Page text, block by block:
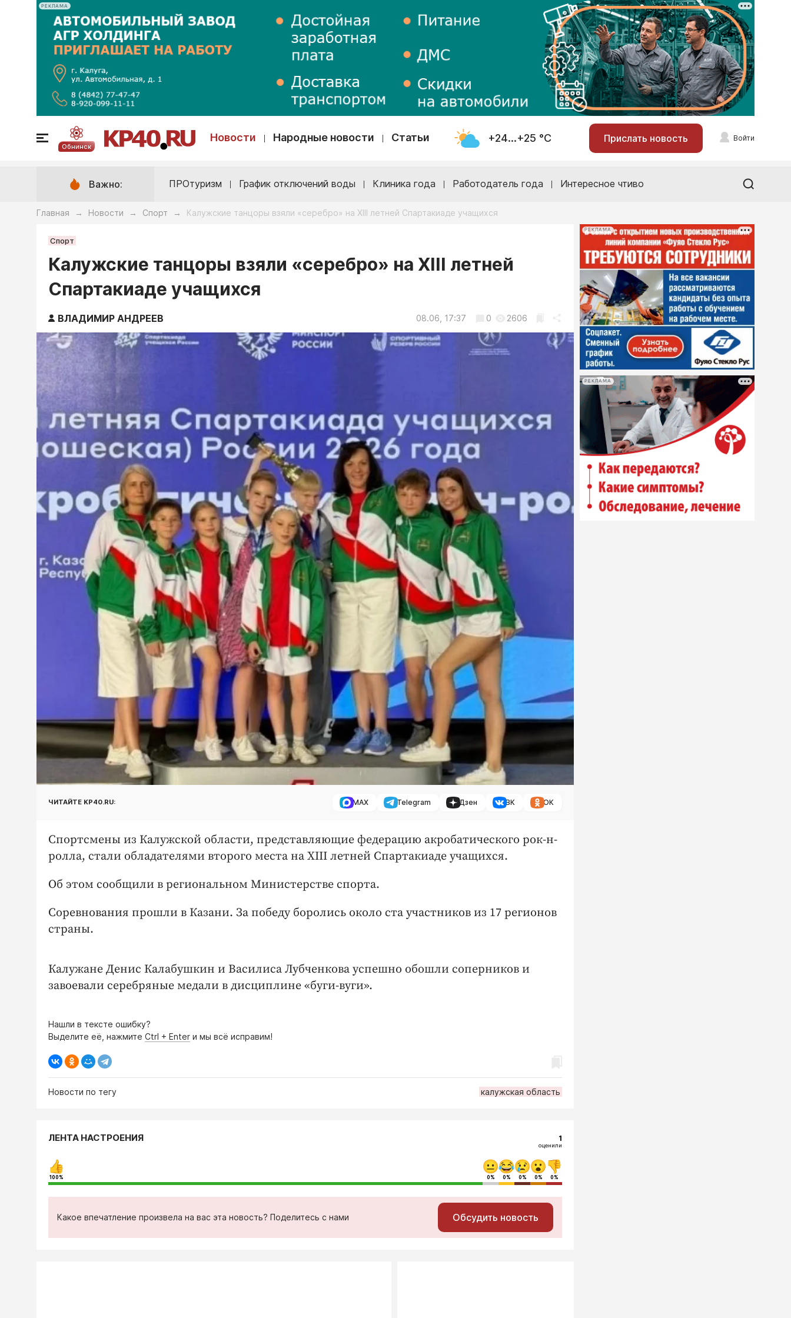
РЕКЛАМА
Обнинск
Новости Народные новости Статьи +24...+25 °С Прислать новость Войти
Важно: ПРОтуризм График отключений воды Клиника года Работодатель года Интересное чтиво
Главная → Новости → Спорт → Калужские танцоры взяли «серебро» на XIII летней Спартакиаде учащихся
Спорт
Калужские танцоры взяли «серебро» на XIII летней
Спартакиаде учащихся
ВЛАДИМИР АНДРЕЕВ 08.06, 17:37 0 2606
ЧИТАЙТЕ KP40.RU: MAX Telegram Дзен ВК ОК
Спортсмены из Калужской области, представляющие федерацию акробатического рок-н-
ролла, стали обладателями второго места на XIII летней Спартакиаде учащихся.
Об этом сообщили в региональном Министерстве спорта.
Соревнования прошли в Казани. За победу боролись около ста участников из 17 регионов
страны.
Калужане Денис Калабушкин и Василиса Лубченкова успешно обошли соперников и
завоевали серебряные медали в дисциплине «буги-вуги».
Нашли в тексте ошибку?
Выделите её, нажмите Ctrl + Enter и мы всё исправим!
Новости по тегу калужская область
РЕКЛАМА
РЕКЛАМА
ЛЕНТА НАСТРОЕНИЯ 1
оценили
100% 0% 0% 0% 0% 0%
Какое впечатление произвела на вас эта новость? Поделитесь с нами Обсудить новость